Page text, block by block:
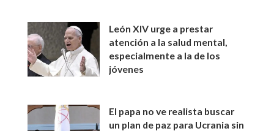
León XIV urge a prestar
atención a la salud mental,
especialmente a la de los
jóvenes
El papa no ve realista buscar
un plan de paz para Ucrania sin